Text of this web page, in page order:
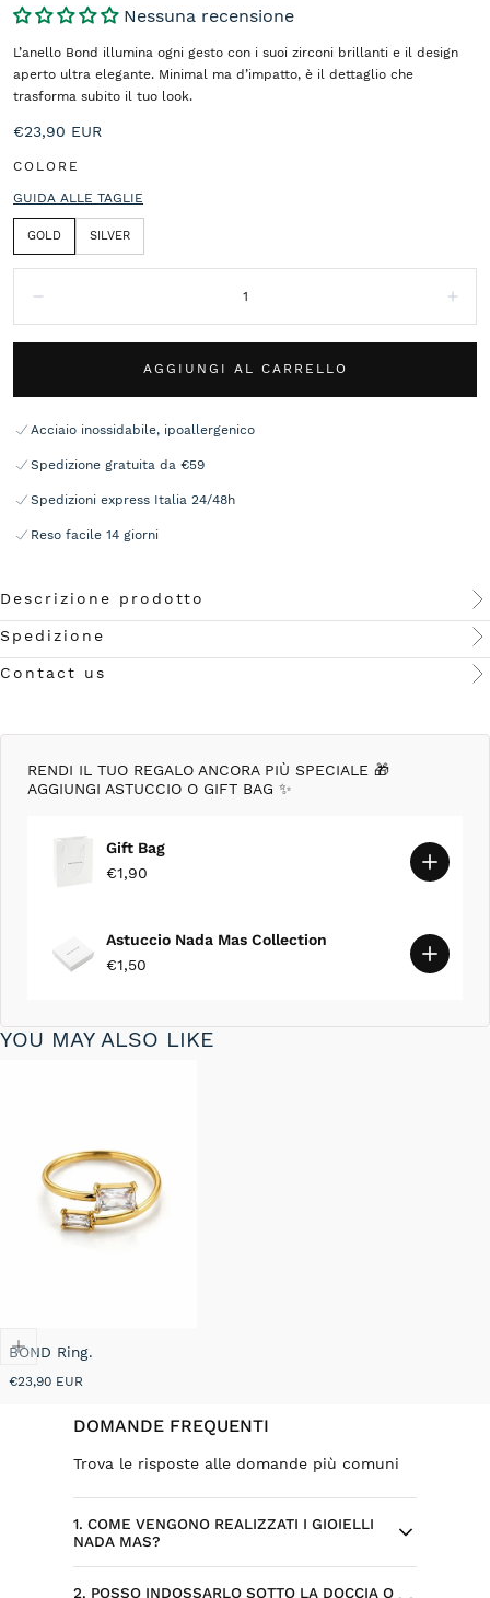
Nessuna recensione
L’anello Bond illumina ogni gesto con i suoi zirconi brillanti e il design
aperto ultra elegante. Minimal ma d’impatto, è il dettaglio che
trasforma subito il tuo look.
Prezzo
€23,90 EUR
COLORE
GUIDA ALLE TAGLIE
GOLD SILVER
AGGIUNGI AL CARRELLO
Acciaio inossidabile, ipoallergenico
Spedizione gratuita da €59
Spedizioni express Italia 24/48h
Reso facile 14 giorni
Descrizione prodotto
Spedizione
Contact us
RENDI IL TUO REGALO ANCORA PIÙ SPECIALE 🎁
AGGIUNGI ASTUCCIO O GIFT BAG ✨
Gift Bag
€1,90
Astuccio Nada Mas Collection
€1,50
YOU MAY ALSO LIKE
BOND Ring.
Prezzo
€23,90 EUR
DOMANDE FREQUENTI
Trova le risposte alle domande più comuni
1. COME VENGONO REALIZZATI I GIOIELLI
NADA MAS?
Ogni gioiello Nada Mas nasce da design
2. POSSO INDOSSARLO SOTTO LA DOCCIA O